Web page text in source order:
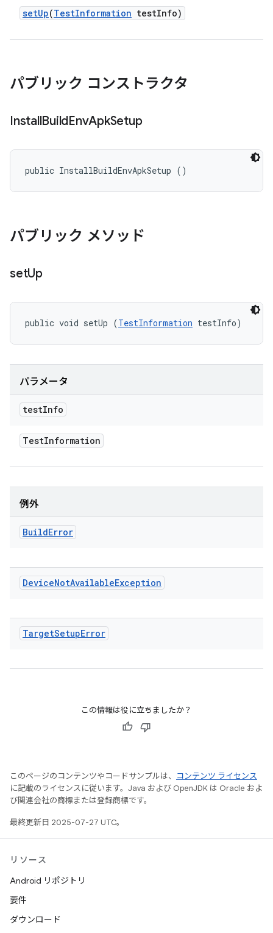
setUp(TestInformation testInfo)
パブリック コンストラクタ
InstallBuildEnvApkSetup
public InstallBuildEnvApkSetup ()
パブリック メソッド
setUp
public void setUp (TestInformation testInfo)
パラメータ
testInfo
TestInformation
例外
BuildError
DeviceNotAvailableException
TargetSetupError
この情報は役に立ちましたか？
このページのコンテンツやコードサンプルは、
コンテンツ ライセンス
に記載のライセンスに従います。Java および OpenJDK は Oracle およ
び関連会社の商標または登録商標です。
最終更新日 2025-07-27 UTC。
リソース
Android リポジトリ
要件
ダウンロード